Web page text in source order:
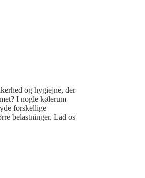
og hygiejne, der
I nogle kølerum
forskellige
belastninger. Lad os